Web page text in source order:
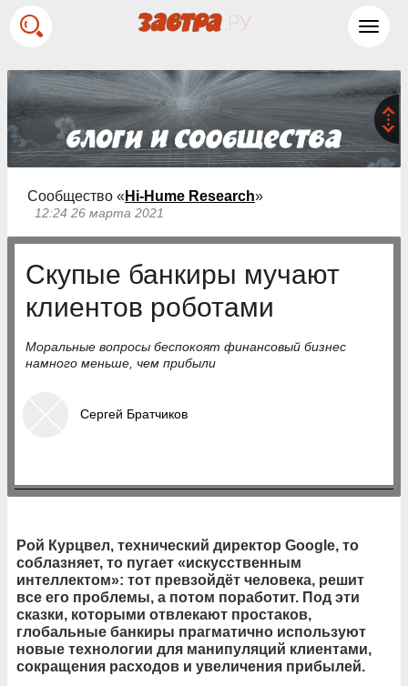
Сообщество « Hi-Hume Research»
12:24 26 марта 2021
Скупые банкиры мучают
клиентов роботами
Моральные вопросы беспокоят финансовый бизнес
намного меньше, чем прибыли
Сергей Братчиков
Рой Курцвел, технический директор Google, то
соблазняет, то пугает «искусственным
интеллектом»: тот превзойдёт человека, решит
все его проблемы, а потом поработит. Под эти
сказки, которыми отвлекают простаков,
глобальные банкиры прагматично используют
новые технологии для манипуляций клиентами,
сокращения расходов и увеличения прибылей.